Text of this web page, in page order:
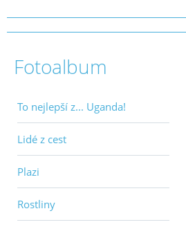
Fotoalbum
To nejlepší z... Uganda!
Lidé z cest
Plazi
Rostliny